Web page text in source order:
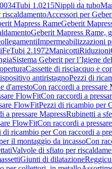
Tubi 1.0215Nippli da tubo
Accessori per
Mapress RameGeberit
Geberit Mapress Rame,
Impermeabilizzazioni
Tubi 2.1972ManicottiRiduzioni
Sistema Geberit per l’Igiene
Cassette di risciacquo e
antiristagnoPezzi di
d'arrestoCon raccordi a pressare
FlowFitCon raccordi a
FlowFitPezzi di ricambio per
a pressare MapressRubinetti a
FlowFitCon raccordi a pressare
di ricambio per Con raccordi a
il montaggio da incassoCon
Valvole di sfiato per
Giunti di dilatazione